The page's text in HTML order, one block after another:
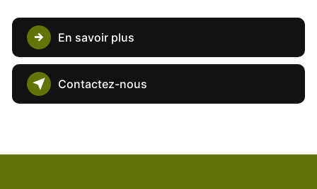
En savoir plus
Contactez-nous